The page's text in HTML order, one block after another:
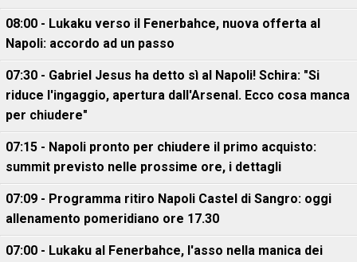
08:00 - Lukaku verso il Fenerbahce, nuova offerta al
Napoli: accordo ad un passo
07:30 - Gabriel Jesus ha detto sì al Napoli! Schira: "Si
riduce l'ingaggio, apertura dall'Arsenal. Ecco cosa manca
per chiudere"
07:15 - Napoli pronto per chiudere il primo acquisto:
summit previsto nelle prossime ore, i dettagli
07:09 - Programma ritiro Napoli Castel di Sangro: oggi
allenamento pomeridiano ore 17.30
07:00 - Lukaku al Fenerbahce, l'asso nella manica dei